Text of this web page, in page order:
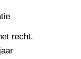
recht,